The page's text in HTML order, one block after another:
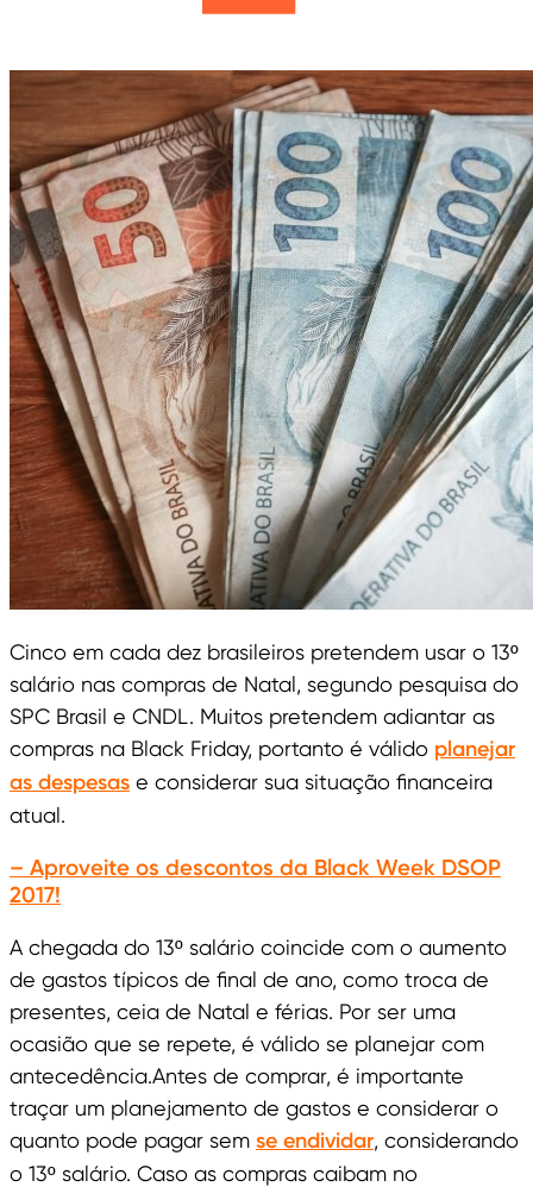
Cinco em cada dez brasileiros pretendem usar o 13º
salário nas compras de Natal, segundo pesquisa do
SPC Brasil e CNDL. Muitos pretendem adiantar as
compras na Black Friday, portanto é válido planejar
as despesas e considerar sua situação financeira
atual.
– Aproveite os descontos da Black Week DSOP
2017!
A chegada do 13º salário coincide com o aumento
de gastos típicos de final de ano, como troca de
presentes, ceia de Natal e férias. Por ser uma
ocasião que se repete, é válido se planejar com
antecedência.Antes de comprar, é importante
traçar um planejamento de gastos e considerar o
quanto pode pagar sem se endividar, considerando
o 13º salário. Caso as compras caibam no